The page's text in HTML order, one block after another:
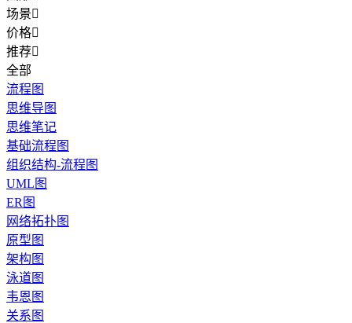
场景
价格
推荐
全部
流程图
思维导图
思维笔记
基础流程图
组织结构-流程图
UML图
ER图
网络拓扑图
原型图
架构图
泳道图
韦恩图
关系图